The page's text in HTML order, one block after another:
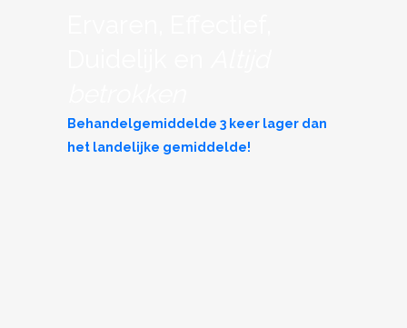
Behandelgemiddelde 3 keer lager dan
het landelijke gemiddelde!